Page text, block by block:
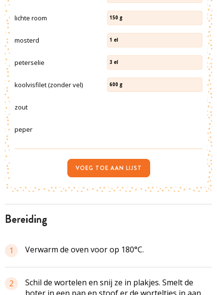
bereiding
1 Verwarm de oven voor op 180°C.
2
Schil de wortelen en snij ze in plakjes. Smelt de
boter in een pan en stoof er de worteltjes in aan.
lichte room 150 g
mosterd 1 el
peterselie 3 el
koolvisfilet (zonder vel) 600 g
zout
peper
VOEG TOE AAN LIJST